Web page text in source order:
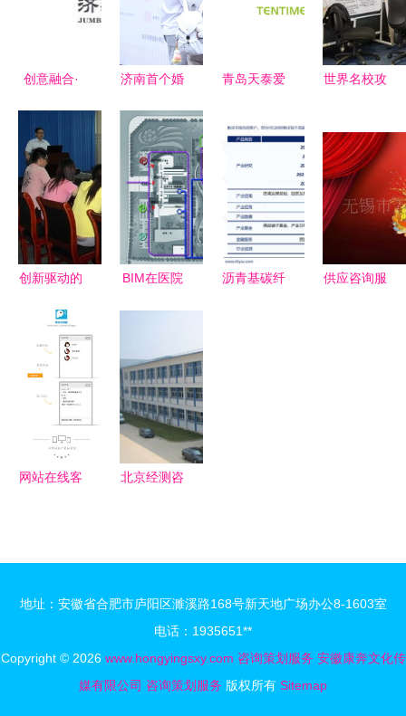
创意融合·
genyidesign
在站酷的咨
询策划服务
解析
济南首个婚
民服务站落
地历下，打
造婚恋服务
新标杆
青岛天泰爱
询策划服务
助力社区品
质升级
世界名校攻
国皇家艺术
学院服务设
计专业与文
化经纪人服
路
创新驱动的
量，成就企
业新拐点的
推进器——
舟企业管理
咨询有限责
BIM在医院
应用价值及
文化经纪人
服务的必要
性
沥青基碳纤
供应咨询服
网站在线客
素
北京经测咨
地址：安徽省合肥市庐阳区濉溪路168号新天地广场办公8-1603室
电话：1935651**
Copyright © 2026 www.hongyingsxy.com 咨询策划服务 安徽康奔文化传
媒有限公司 咨询策划服务 版权所有 Sitemap